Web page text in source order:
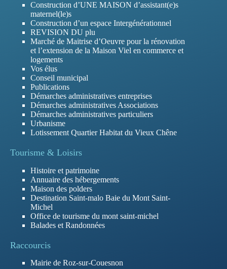
Construction d’UNE MAISON d’assistant(e)s
maternel(le)s
Construction d’un espace Intergénérationnel
REVISION DU plu
Marché de Maitrise d’Oeuvre pour la rénovation
et l’extension de la Maison Viel en commerce et
logements
Vos élus
Conseil municipal
Publications
Démarches administratives entreprises
Démarches administratives Associations
Démarches administratives particuliers
Urbanisme
Lotissement Quartier Habitat du Vieux Chêne
Tourisme & Loisirs
Histoire et patrimoine
Annuaire des hébergements
Maison des polders
Destination Saint-malo Baie du Mont Saint-
Michel
Office de tourisme du mont saint-michel
Balades et Randonnées
Raccourcis
Mairie de Roz-sur-Couesnon